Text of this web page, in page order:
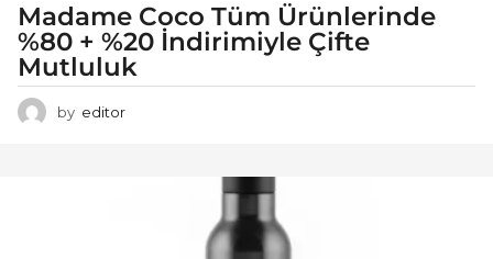
Madame Coco Tüm Ürünlerinde
%80 + %20 İndirimiyle Çifte
Mutluluk
by editor